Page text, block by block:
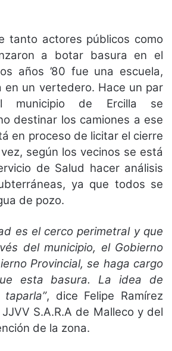
tanto actores públicos como
a botar basura en el
años ’80 fue una escuela,
en un vertedero. Hace un par
municipio de Ercilla se
destinar los camiones a ese
en proceso de licitar el cierre
según los vecinos se está
de Salud hacer análisis
ya que todos se
de pozo.
es el cerco perimetral y que
del municipio, el Gobierno
Provincial, se haga cargo
esta basura. La idea de
, dice Felipe Ramírez
S.A.R.A de Malleco y del
de la zona.